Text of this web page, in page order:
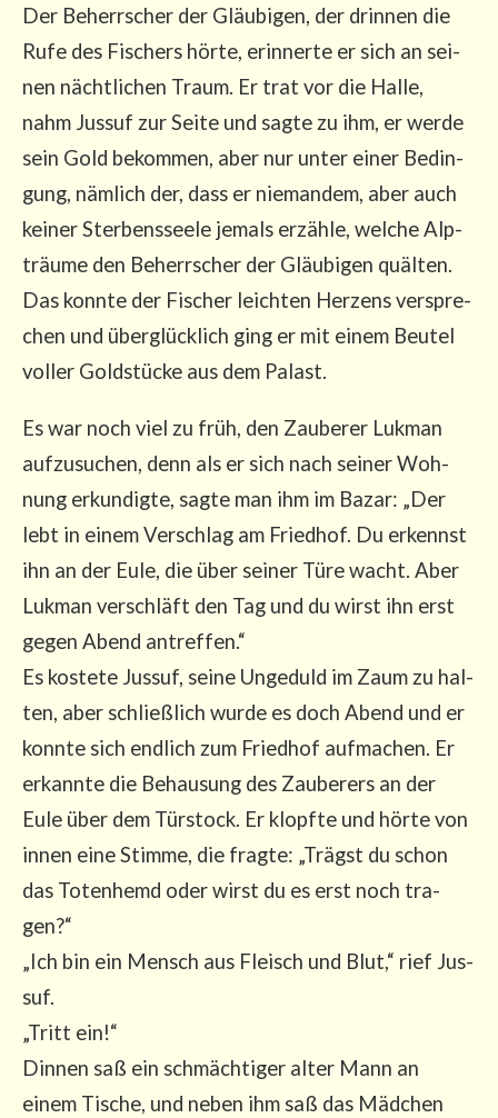
Der Beherr­scher der Gläu­bi­gen, der drin­nen die
Rufe des Fischers hör­te, erin­ner­te er sich an sei­
nen nächt­li­chen Traum. Er trat vor die Hal­le,
nahm Jus­suf zur Sei­te und sag­te zu ihm, er wer­de
sein Gold bekom­men, aber nur unter einer Bedin­
gung, näm­lich der, dass er nie­man­dem, aber auch
kei­ner Ster­bens­see­le jemals erzäh­le, wel­che Alp­
träu­me den Beherr­scher der Gläu­bi­gen quäl­ten.
Das konn­te der Fischer leich­ten Her­zens ver­spre­
chen und über­glück­lich ging er mit einem Beu­tel
vol­ler Gold­stü­cke aus dem Palast.
Es war noch viel zu früh, den Zau­be­rer Luk­man
auf­zu­su­chen, denn als er sich nach sei­ner Woh­
nung erkun­dig­te, sag­te man ihm im Bazar: „Der
lebt in einem Ver­schlag am Fried­hof. Du erkennst
ihn an der Eule, die über sei­ner Türe wacht. Aber
Luk­man ver­schläft den Tag und du wirst ihn erst
gegen Abend antref­fen.“
Es kos­te­te Jus­suf, sei­ne Unge­duld im Zaum zu hal­
ten, aber schließ­lich wur­de es doch Abend und er
konn­te sich end­lich zum Fried­hof auf­ma­chen. Er
erkann­te die Behau­sung des Zau­be­rers an der
Eule über dem Tür­stock. Er klopf­te und hör­te von
innen eine Stim­me, die frag­te: „Trägst du schon
das Toten­hemd oder wirst du es erst noch tra­
gen?“
„Ich bin ein Mensch aus Fleisch und Blut,“ rief Jus­
suf.
„Tritt ein!“
Din­nen saß ein schmäch­ti­ger alter Mann an
einem Tische, und neben ihm saß das Mäd­chen